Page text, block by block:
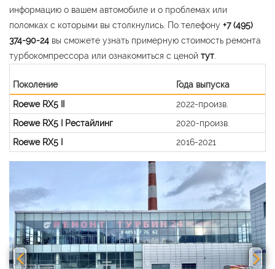
информацию о вашем автомобиле и о проблемах или
поломках с которыми вы столкнулись. По телефону +7 (495)
374-90-24 вы сможете узнать примерную стоимость ремонта
турбокомпрессора или ознакомиться с ценой тут
Поколение
Года выпуска
Roewe RX5 II
2022-произв.
Roewe RX5 I Рестайлинг
2020-произв.
Roewe RX5 I
2016-2021